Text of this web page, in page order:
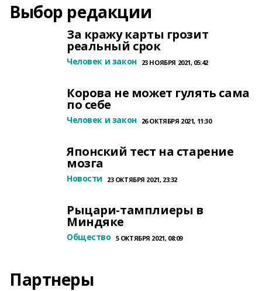
Выбор редакции
За кражу карты грозит
реальный срок
Человек и закон 23 НОЯБРЯ 2021, 05:42
Корова не может гулять сама
по себе
Человек и закон 26 ОКТЯБРЯ 2021, 11:30
Японский тест на старение
мозга
Новости 23 ОКТЯБРЯ 2021, 23:32
Рыцари-тамплиеры в
Миндяке
Общество 5 ОКТЯБРЯ 2021, 08:09
Партнеры